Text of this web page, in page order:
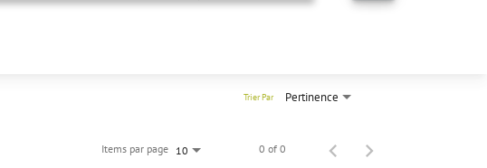
Pertinence
Trier Par
Items par page 10 0 of 0